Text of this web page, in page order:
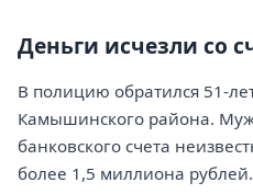
Деньги исчезли со
В полицию обратился 51-
Камышинского района.
банковского счета
более 1,5 миллиона рублей.